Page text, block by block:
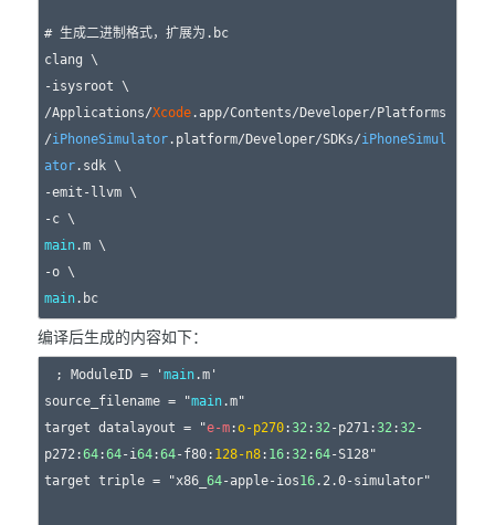
# 生成二进制格式，扩展为.bc
clang \
-isysroot \
/Applications/Xcode.app/Contents/Developer/Platforms
/iPhoneSimulator.platform/Developer/SDKs/iPhoneSimul
ator.sdk \
-emit-llvm \
main.m \
main
编译后生成的内容如下：
; ModuleID = ' main.m'
source_filename = "main.m"
target datalayout = "e-m:o-p270:32:32-p271:32:32-
p272:64:64-i64:64-f80: 128-n8: 16:32:64-S128"
target triple = "x86_ 64-apple-ios16.2.0-simulator"